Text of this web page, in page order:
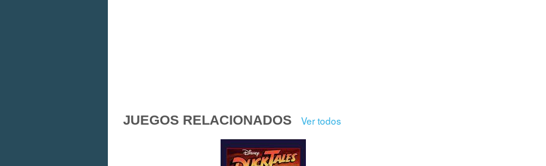
JUEGOS RELACIONADOS Ver todos